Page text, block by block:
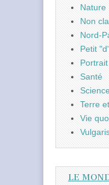
Nature
Non
Nord-
Petit
Santé
Terre
Vie
LE